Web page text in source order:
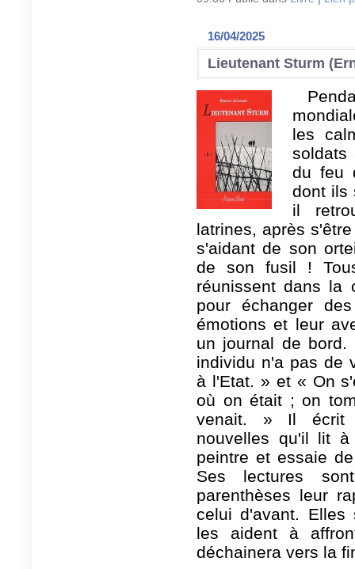
16/04/2025
Lieutenant Sturm
les
soldats
du feu
dont ils
il
latrines, après
s'aidant de son
de son fusil !
réunissent dans la
pour échanger
émotions et leur
un journal de
individu n'a pas de
à l'Etat. » et « On
où on était ; on
venait. » Il écrit
nouvelles qu'il lit
peintre et essaie
Ses lectures
parenthèses leur
celui d'avant. Elles
les aident à
déchainera vers la